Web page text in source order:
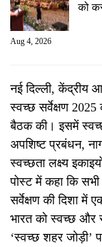
को
Aug 4, 2026
नई दिल्ली, केंद्रीय
स्वच्छ सर्वेक्षण 2025
बैठक की। इसमें
अपशिष्ट प्रबंधन,
स्वच्छता लक्ष्य
पोस्ट में कहा कि
सर्वेक्षण की दिशा में
भारत को स्वच्छ और
‘स्वच्छ शहर जोड़ी’